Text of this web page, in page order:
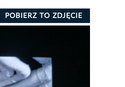
POBIERZ TO ZDJĘCIE